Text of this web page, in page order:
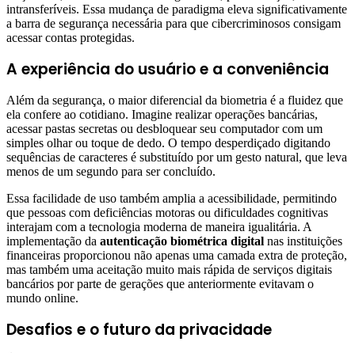
intransferíveis. Essa mudança de paradigma eleva significativamente
a barra de segurança necessária para que cibercriminosos consigam
acessar contas protegidas.
A experiência do usuário e a conveniência
Além da segurança, o maior diferencial da biometria é a fluidez que
ela confere ao cotidiano. Imagine realizar operações bancárias,
acessar pastas secretas ou desbloquear seu computador com um
simples olhar ou toque de dedo. O tempo desperdiçado digitando
sequências de caracteres é substituído por um gesto natural, que leva
menos de um segundo para ser concluído.
Essa facilidade de uso também amplia a acessibilidade, permitindo
que pessoas com deficiências motoras ou dificuldades cognitivas
interajam com a tecnologia moderna de maneira igualitária. A
implementação da autenticação biométrica digital nas instituições
financeiras proporcionou não apenas uma camada extra de proteção,
mas também uma aceitação muito mais rápida de serviços digitais
bancários por parte de gerações que anteriormente evitavam o
mundo online.
Desafios e o futuro da privacidade